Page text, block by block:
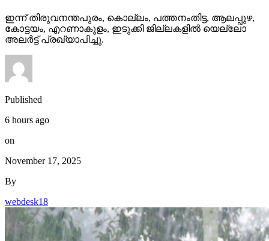
ഇന്ന് തിരുവനന്തപുരം, കൊല്ലം, പത്തനംതിട്ട, ആലപ്പുഴ,
കോട്ടയം, എറണാകുളം, ഇടുക്കി ജില്ലകളില്‍ യെല്ലോ
അലര്‍ട്ട് പ്രഖ്യാപിച്ചു.
Published
6 hours ago
on
November 17, 2025
By
webdesk18